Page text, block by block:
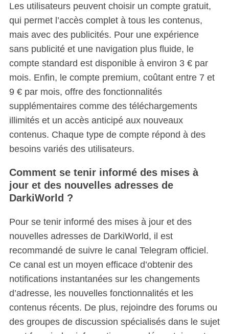
Les utilisateurs peuvent choisir un compte gratuit,
qui permet l’accès complet à tous les contenus,
mais avec des publicités. Pour une expérience
sans publicité et une navigation plus fluide, le
compte standard est disponible à environ 3 € par
mois. Enfin, le compte premium, coûtant entre 7 et
9 € par mois, offre des fonctionnalités
supplémentaires comme des téléchargements
illimités et un accès anticipé aux nouveaux
contenus. Chaque type de compte répond à des
besoins variés des utilisateurs.
Comment se tenir informé des mises à
jour et des nouvelles adresses de
DarkiWorld ?
Pour se tenir informé des mises à jour et des
nouvelles adresses de DarkiWorld, il est
recommandé de suivre le canal Telegram officiel.
Ce canal est un moyen efficace d’obtenir des
notifications instantanées sur les changements
d’adresse, les nouvelles fonctionnalités et les
contenus récents. De plus, rejoindre des forums ou
des groupes de discussion spécialisés dans le sujet